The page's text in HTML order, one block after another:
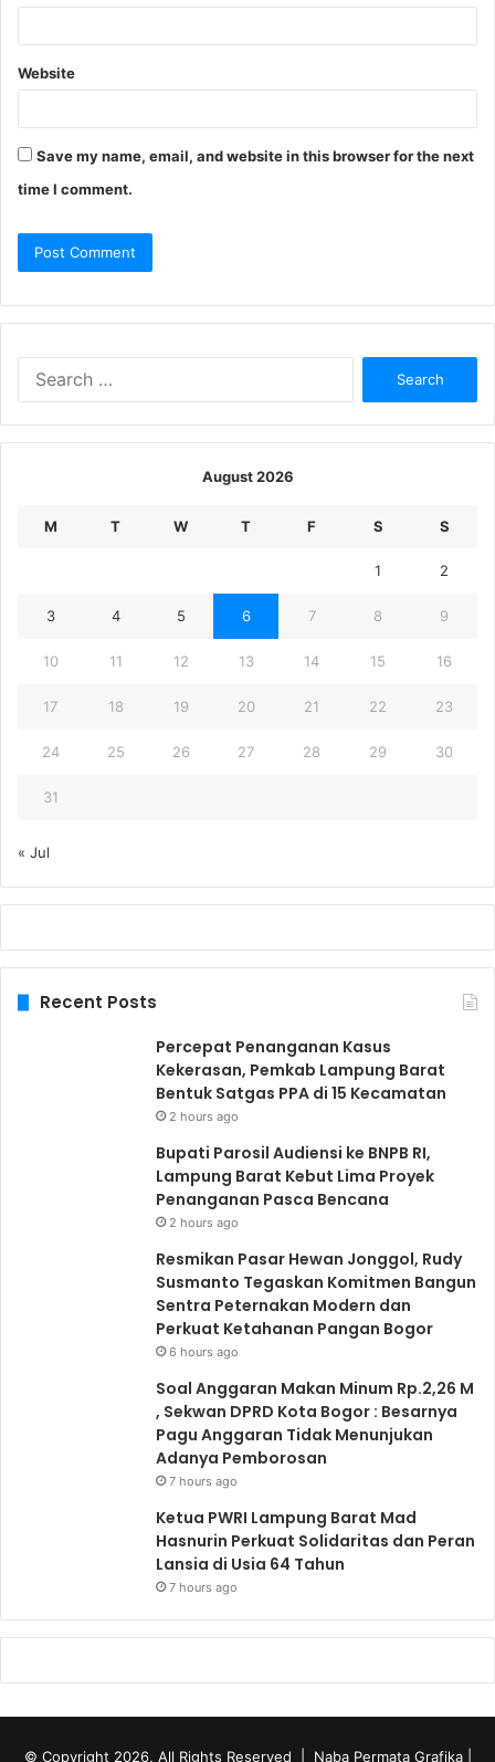
Website
Save my name, email, and website in this browser for the next
time I comment.
August 2026
M T W T F S S
1 2
3 4 5 6 7 8 9
10 11 12 13 14 15 16
17 18 19 20 21 22 23
24 25 26 27 28 29 30
31
« Jul
Recent Posts
Percepat Penanganan Kasus
Kekerasan, Pemkab Lampung Barat
Bentuk Satgas PPA di 15 Kecamatan
2 hours ago
Bupati Parosil Audiensi ke BNPB RI,
Lampung Barat Kebut Lima Proyek
Penanganan Pasca Bencana
2 hours ago
Resmikan Pasar Hewan Jonggol, Rudy
Susmanto Tegaskan Komitmen Bangun
Sentra Peternakan Modern dan
Perkuat Ketahanan Pangan Bogor
6 hours ago
Soal Anggaran Makan Minum Rp.2,26 M
, Sekwan DPRD Kota Bogor : Besarnya
Pagu Anggaran Tidak Menunjukan
Adanya Pemborosan
7 hours ago
Ketua PWRI Lampung Barat Mad
Hasnurin Perkuat Solidaritas dan Peran
Lansia di Usia 64 Tahun
7 hours ago
© Copyright 2026, All Rights Reserved | Naba Permata Grafika|